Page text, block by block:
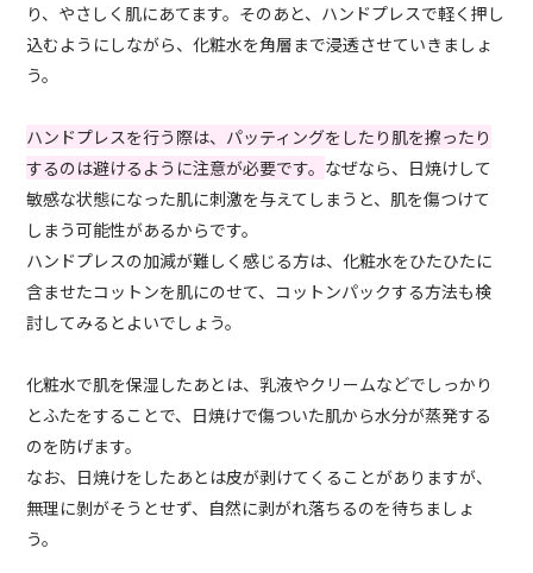
り、やさしく肌にあてます。そのあと、ハンドプレスで軽く押し
込むようにしながら、化粧水を角層まで浸透させていきましょ
う。
ハンドプレスを行う際は、パッティングをしたり肌を擦ったり
するのは避けるように注意が必要です。 なぜなら、日焼けして
敏感な状態になった肌に刺激を与えてしまうと、肌を傷つけて
しまう可能性があるからです。
ハンドプレスの加減が難しく感じる方は、化粧水をひたひたに
含ませたコットンを肌にのせて、コットンパックする方法も検
討してみるとよいでしょう。
化粧水で肌を保湿したあとは、乳液やクリームなどでしっかり
とふたをすることで、日焼けで傷ついた肌から水分が蒸発する
のを防げます。
なお、日焼けをしたあとは皮が剥けてくることがありますが、
無理に剝がそうとせず、自然に剥がれ落ちるのを待ちましょ
う。